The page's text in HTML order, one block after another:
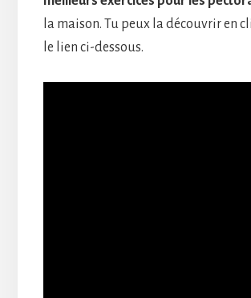
la maison. Tu peux la découvrir en
le lien ci-dessous.